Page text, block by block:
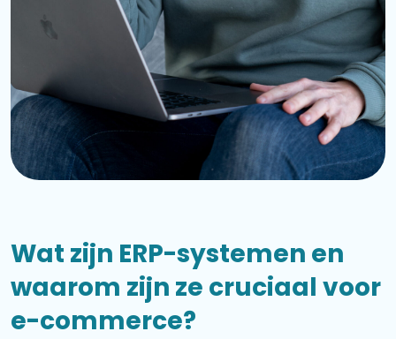
Wat zijn ERP-systemen en
waarom zijn ze cruciaal voor
e-commerce?